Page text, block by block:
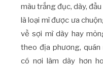
màu trắng đục, dày,
là loại mì được ưa
về sợi mì dày hay
theo địa phương,
có nơi làm dày hơn